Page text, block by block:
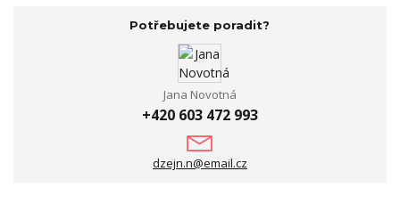
Potřebujete poradit?
Jana Novotná
+420 603 472 993
dzejn.n@email.cz